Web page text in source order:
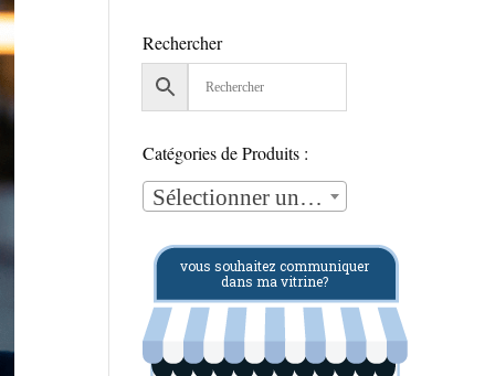
Rechercher
Catégories de Produits :
Sélectionner une catégorie
vous souhaitez communiquer
dans ma vitrine?